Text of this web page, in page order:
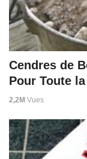
Cendres de
Pour Toute
2,2M Vues